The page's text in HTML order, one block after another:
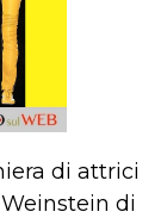
di attrici
di